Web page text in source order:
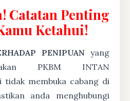
Catatan Penting
Ketahui!
PENIPUAN yang
PKBM INTAN
tidak membuka cabang di
anda menghubungi